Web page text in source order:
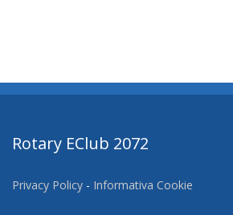
Rotary EClub 2072
Privacy Policy - Informativa Cookie